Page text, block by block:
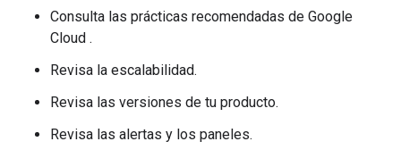
Consulta las prácticas recomendadas de Google
Cloud .
Revisa la escalabilidad.
Revisa las versiones de tu producto.
Revisa las alertas y los paneles.